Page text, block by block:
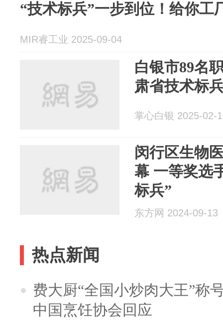
“技术标兵”一步到位！给你工
MIR睿工业 2025-09-04
白银市89名
肃省技术标
掌心白银 2025-02-
闵行区生物
幕 一等奖选
标兵”
东方网 2024-09-13
热点新闻
费大厨“全国小炒肉大王”称
中国烹饪协会回应